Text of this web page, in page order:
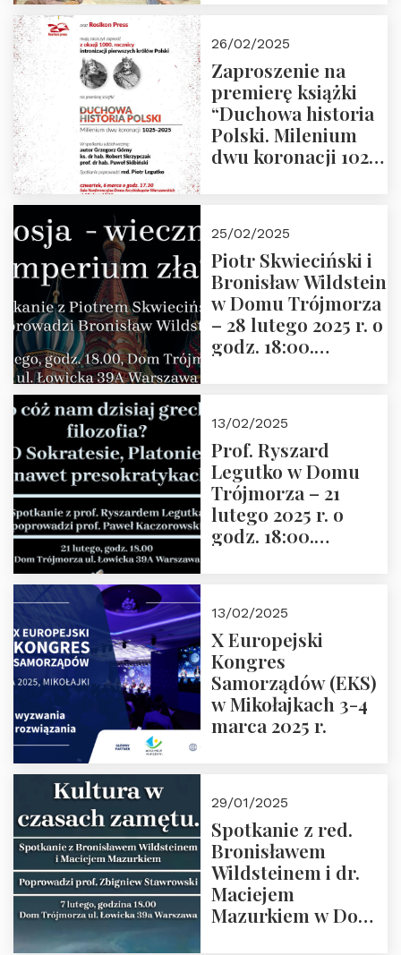
26/02/2025
Zaproszenie na
premierę książki
“Duchowa historia
Polski. Milenium
dwu koronacji 1025-
2025 r. godz. 17:30,
DAW ul. Miodowa
17/19
25/02/2025
Piotr Skwieciński i
Bronisław Wildstein
w Domu Trójmorza
– 28 lutego 2025 r. o
godz. 18:00.
13/02/2025
Prof. Ryszard
Legutko w Domu
Trójmorza – 21
lutego 2025 r. o
godz. 18:00.
Zapraszamy
13/02/2025
X Europejski
Kongres
Samorządów (EKS)
w Mikołajkach 3-4
marca 2025 r.
29/01/2025
Spotkanie z red.
Bronisławem
Wildsteinem i dr.
Maciejem
Mazurkiem w Domu